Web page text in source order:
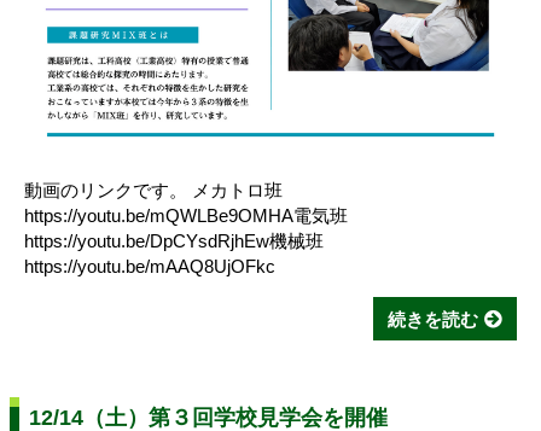
動画のリンクです。 メカトロ班
https://youtu.be/mQWLBe9OMHA電気班
https://youtu.be/DpCYsdRjhEw機械班
https://youtu.be/mAAQ8UjOFkc
続きを読む
12/14（土）第３回学校見学会を開催